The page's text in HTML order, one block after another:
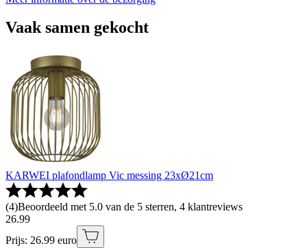
Vaak samen gekocht
KARWEI plafondlamp Vic messing 23xØ21cm
(4)Beoordeeld met 5.0 van de 5 sterren, 4 klantreviews
26.99
Prijs: 26.99 euro